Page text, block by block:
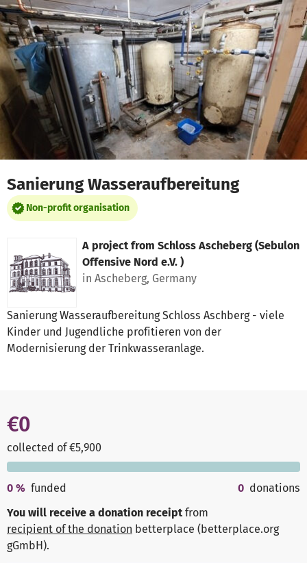
Skip to main content
Show accessibility statement
Sanierung Wasseraufbereitung
Non-profit organisation
A project from Schloss Ascheberg (Sebulon
Offensive Nord e.V. )
in Ascheberg, Germany
Sanierung Wasseraufbereitung Schloss Aschberg - viele
Kinder und Jugendliche profitieren von der
Modernisierung der Trinkwasseranlage.
€0
collected of €5,900
0 % funded 0 donations
You will receive a donation receipt from
recipient of the donation betterplace (betterplace.org
gGmbH).